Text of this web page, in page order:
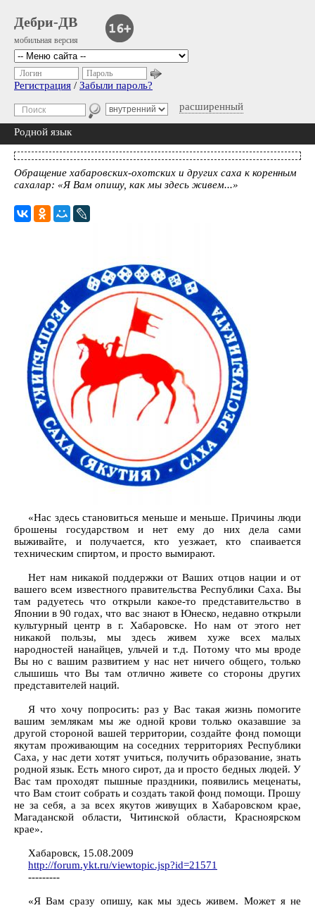
Дебри-ДВ
мобильная версия
расширенный
Логин Пароль
Регистрация / Забыли пароль?
Родной язык
Обращение хабаровских-охотских и других саха к коренным
сахалар: «Я Вам опишу, как мы здесь живем...»
«Нас здесь становиться меньше и меньше. Причины люди
брошены государством и нет ему до них дела сами
выживайте, и получается, кто уезжает, кто спаивается
техническим спиртом, и просто вымирают.
Нет нам никакой поддержки от Ваших отцов нации и от
вашего всем известного правительства Республики Саха. Вы
там радуетесь что открыли какое-то представительство в
Японии в 90 годах, что вас знают в Юнеско, недавно открыли
культурный центр в г. Хабаровске. Но нам от этого нет
никакой пользы, мы здесь живем хуже всех малых
народностей нанайцев, ульчей и т.д. Потому что мы вроде
Вы но с вашим развитием у нас нет ничего общего, только
слышишь что Вы там отлично живете со стороны других
представителей наций.
Я что хочу попросить: раз у Вас такая жизнь помогите
вашим землякам мы же одной крови только оказавшие за
другой стороной вашей территории, создайте фонд помощи
якутам проживающим на соседних территориях Республики
Саха, у нас дети хотят учиться, получить образование, знать
родной язык. Есть много сирот, да и просто бедных людей. У
Вас там проходят пышные праздники, появились меценаты,
что Вам стоит собрать и создать такой фонд помощи. Прошу
не за себя, а за всех якутов живущих в Хабаровском крае,
Магаданской области, Читинской области, Красноярском
крае».
Хабаровск, 15.08.2009
http://forum.ykt.ru/viewtopic.jsp?id=21571
---------
«Я Вам сразу опишу, как мы здесь живем. Может я не